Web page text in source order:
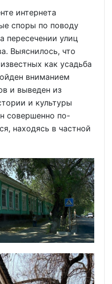
интернета
споры по поводу
пересечении улиц
Выяснилось, что
как усадьба
вниманием
и выведен из
и культуры
совершенно по-
находясь в частной